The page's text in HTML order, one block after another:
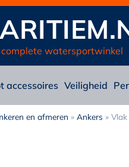
complete watersportwinkel
accessoires Veiligheid
en afmeren » Ankers »